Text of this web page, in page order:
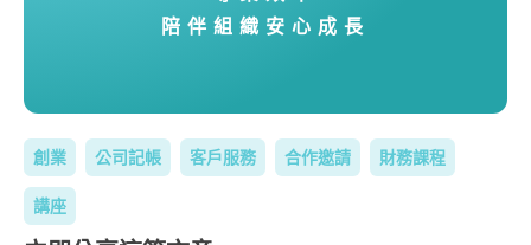
陪伴組織安心成長
創業 公司記帳 客戶服務 合作邀請 財務課程
講座